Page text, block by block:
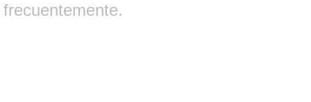
frecuentemente.